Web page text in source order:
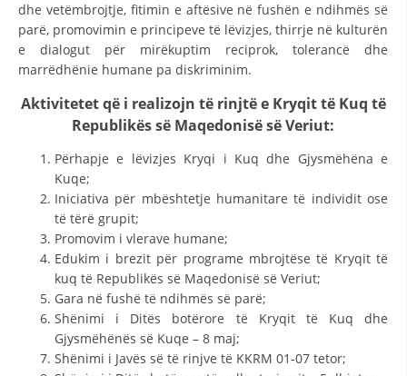
КОНТАКТ ИНФОРМАЦИИ
ЧЛЕНСТВО ВО ПРОФЕСИОНАЛНИ ТЕЛА
ЗАКОН ЗА ЦКРМ
СТАТУТ НА ЦКРМ
ОРГАНИЗАЦИЈА И РАЗВОЈ
РАКОВОДЕН ОДБОР
СТРУКТУРА И ОРГАНИЗАЦИОНА ПОСТАВЕНОСТ
dhe vetëmbrojtje, fitimin e aftësive në fushën e ndihmës së
parë, promovimin e principeve të lëvizjes, thirrje në kulturën
e dialogut për mirëkuptim reciprok, tolerancë dhe
marrëdhënie humane pa diskriminim.
Aktivitetet që i realizojn të rinjtë e Kryqit të Kuq të
Republikës së Maqedonisë së Veriut:
Përhapje e lëvizjes Kryqi i Kuq dhe Gjysmëhëna e
Kuqe;
Iniciativa për mbështetje humanitare të individit ose
të tërë grupit;
Promovim i vlerave humane;
Edukim i brezit për programe mbrojtëse të Kryqit të
kuq të Republikës së Maqedonisë së Veriut;
Gara në fushë të ndihmës së parë;
Shënimi i Ditës botërore të Kryqit të Kuq dhe
Gjysmëhënës së Kuqe – 8 maj;
Shënimi i Javës së të rinjve të KKRM 01-07 tetor;